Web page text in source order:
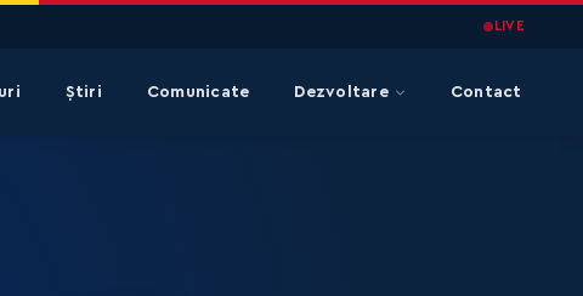
LIVE
Știri Comunicate Dezvoltare Contact